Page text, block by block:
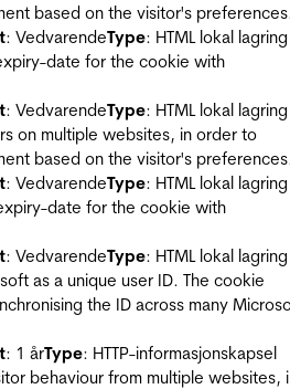
based on the visitor's
: VedvarendeType: HTML lokal lagring
date for the cookie with
: VedvarendeType: HTML lokal lagring
on multiple websites, in order to
based on the visitor's
: VedvarendeType: HTML lokal lagring
date for the cookie with
: VedvarendeType: HTML lokal lagring
as a unique user ID. The cookie
the ID across many
: 1 årType: HTTP-informasjonskapsel
behaviour from multiple websites,